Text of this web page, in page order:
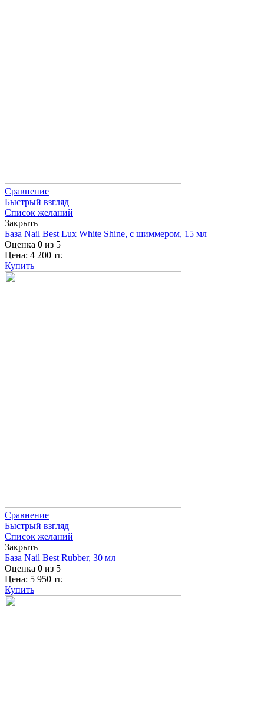
Сравнение
Быстрый взгляд
Список желаний
Закрыть
База Nail Best Lux White Shine, с шиммером, 15 мл
Оценка 0 из 5
Цена: 4 200 тг.
Купить
Сравнение
Быстрый взгляд
Список желаний
Закрыть
База Nail Best Rubber, 30 мл
Оценка 0 из 5
Цена: 5 950 тг.
Купить